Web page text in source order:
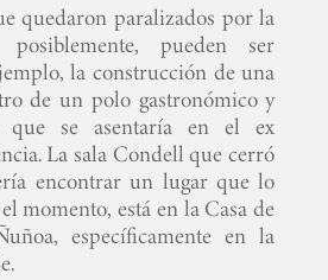
quedaron paralizados por la
pueden ser
la construcción de una
de un polo gastronómico y
que se asentaría en el ex
La sala Condell que cerró
encontrar un lugar que lo
momento, está en la Casa de
específicamente en la